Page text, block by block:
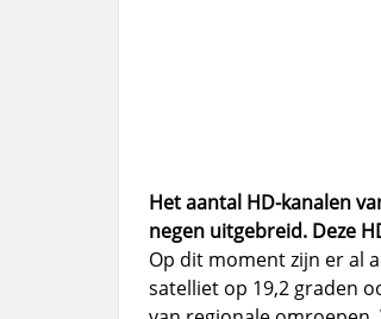
Het aantal HD-kanalen
negen uitgebreid. Deze
Op dit moment zijn er al
satelliet op 19,2 graden